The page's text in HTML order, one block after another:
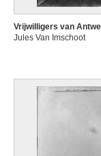
Vrijwilligers van
Jules Van Imschoot